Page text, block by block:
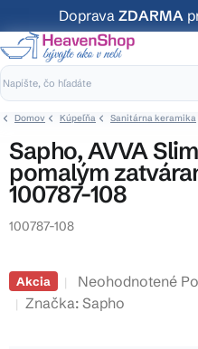
na
obsah
Doprava ZDARMA
Domov Kúpeľňa Sanitárna keramika
Sapho, AVVA
pomalým
100787-108
100787-108
Akcia
Priemerné
hodnotenie
Neohodnotené
Značka: Sapho